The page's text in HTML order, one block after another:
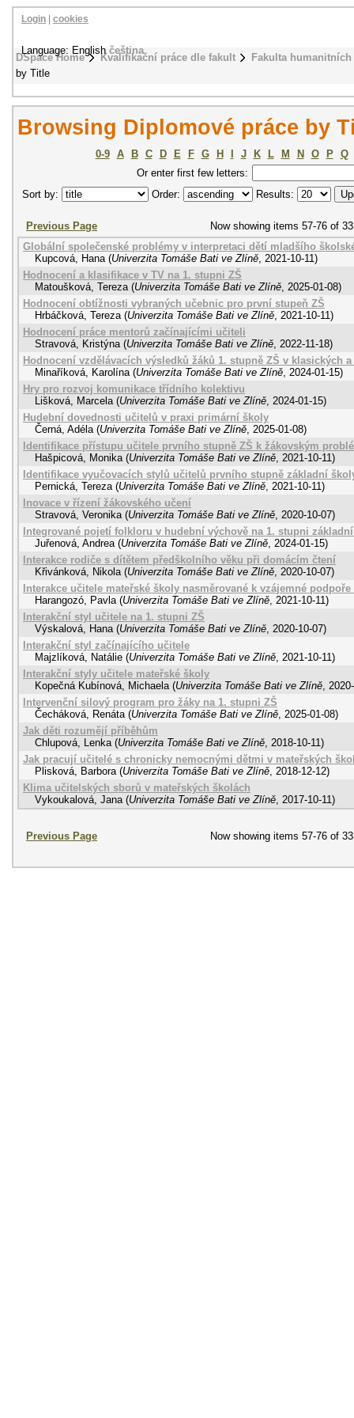
DSpace Home Kvalifikační práce dle fakult
Fakulta
by Title
Login cookies
Language: Englishčeština
Browsing Diplomové práce by
0-9 A B C D E F G H J K L M N O P
Q
Or enter first few letters:
Sort by:
Order: Results:
Previous Page
Now showing items 57-76 of
Globální společenské problémy v interpretaci dětí mladšího
Kupcová, Hana (Univerzita Tomáše Bati ve Zlíně, 2021-10-11)
Hodnocení a klasifikace v TV na 1. stupni ZŠ
Matoušková, Tereza (Univerzita Tomáše Bati ve Zlíně, 2025-01-08)
Hodnocení obtížnosti vybraných učebnic pro první stupeň ZŠ
Hrbáčková, Tereza (Univerzita Tomáše Bati ve Zlíně, 2021-10-11)
Hodnocení práce mentorů začínajícími učiteli
Stravová, Kristýna (Univerzita Tomáše Bati ve Zlíně, 2022-11-18)
Hodnocení vzdělávacích výsledků žáků 1. stupně ZŠ v klasických
Minaříková, Karolína (Univerzita Tomáše Bati ve Zlíně, 2024-01-15)
Hry pro rozvoj komunikace třídního kolektivu
Lišková, Marcela (Univerzita Tomáše Bati ve Zlíně, 2024-01-15)
Hudební dovednosti učitelů v praxi primární školy
Černá, Adéla (Univerzita Tomáše Bati ve Zlíně, 2025-01-08)
Identifikace přístupu učitele prvního stupně ZŠ k žákovským
Hašpicová, Monika (Univerzita Tomáše Bati ve Zlíně, 2021-10-11)
Identifikace vyučovacích stylů učitelů prvního stupně základní
Pernická, Tereza (Univerzita Tomáše Bati ve Zlíně, 2021-10-11)
Inovace v řízení žákovského učení
Stravová, Veronika (Univerzita Tomáše Bati ve Zlíně, 2020-10-07)
Integrované pojetí folkloru v hudební výchově na 1. stupni
Juřenová, Andrea (Univerzita Tomáše Bati ve Zlíně, 2024-01-15)
Interakce rodiče s dítětem předškolního věku při domácím čtení
Křivánková, Nikola (Univerzita Tomáše Bati ve Zlíně, 2020-10-07)
Interakce učitele mateřské školy nasměrované k vzájemné
Harangozó, Pavla (Univerzita Tomáše Bati ve Zlíně, 2021-10-11)
Interakční styl učitele na 1. stupni ZŠ
Výskalová, Hana (Univerzita Tomáše Bati ve Zlíně, 2020-10-07)
Interakční styl začínajícího učitele
Majzlíková, Natálie (Univerzita Tomáše Bati ve Zlíně, 2021-10-11)
Interakční styly učitele mateřské školy
Kopečná Kubínová, Michaela (Univerzita Tomáše Bati ve Zlíně,
Intervenční silový program pro žáky na 1. stupni ZŠ
Čecháková, Renáta (Univerzita Tomáše Bati ve Zlíně, 2025-01-08)
Jak děti rozumějí příběhům
Chlupová, Lenka (Univerzita Tomáše Bati ve Zlíně, 2018-10-11)
Jak pracují učitelé s chronicky nemocnými dětmi v mateřských
Plisková, Barbora (Univerzita Tomáše Bati ve Zlíně, 2018-12-12)
Klima učitelských sborů v mateřských školách
Vykoukalová, Jana (Univerzita Tomáše Bati ve Zlíně, 2017-10-11)
Previous Page Now showing items 57-76 of